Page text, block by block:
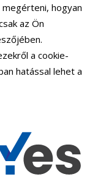
hogyan
az Ön
a cookie-
hatással lehet a